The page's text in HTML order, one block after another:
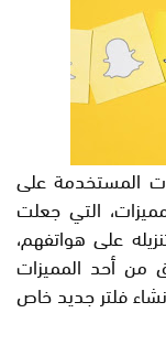
المستخدمة على
التي جعلت
على هواتفهم،
من أحد المميزات
فلتر جديد خاص